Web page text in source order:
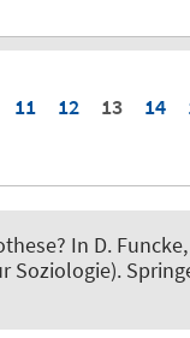
11 12 13 14
In D.
Soziologie).